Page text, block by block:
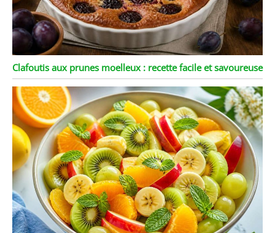
Clafoutis aux prunes moelleux : recette facile et savoureuse